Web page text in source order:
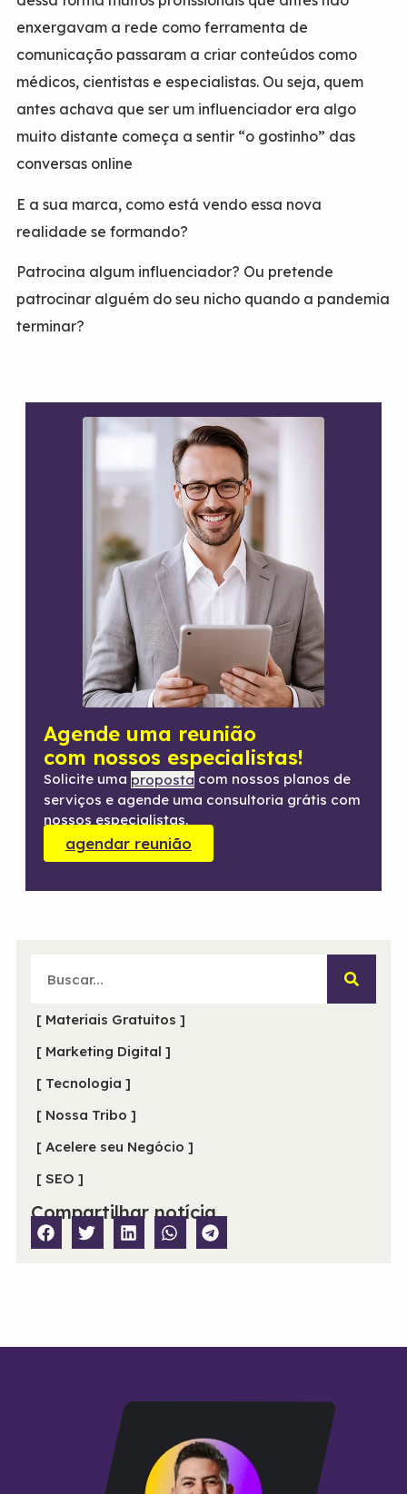
enxergavam a rede como ferramenta de
comunicação passaram a criar conteúdos como
médicos, cientistas e especialistas. Ou seja, quem
antes achava que ser um influenciador era algo
muito distante começa a sentir “o gostinho” das
conversas online
E a sua marca, como está vendo essa nova
realidade se formando?
Patrocina algum influenciador? Ou pretende
patrocinar alguém do seu nicho quando a pandemia
terminar?
Agende uma reunião
com nossos especialistas!
Solicite uma proposta com nossos planos de
serviços e agende uma consultoria grátis com
nossos especialistas.
agendar reunião
[ Materiais Gratuitos ]
[ Marketing Digital ]
[ Tecnologia ]
[ Nossa Tribo ]
[ Acelere seu Negócio ]
[ SEO ]
Compartilhar notícia